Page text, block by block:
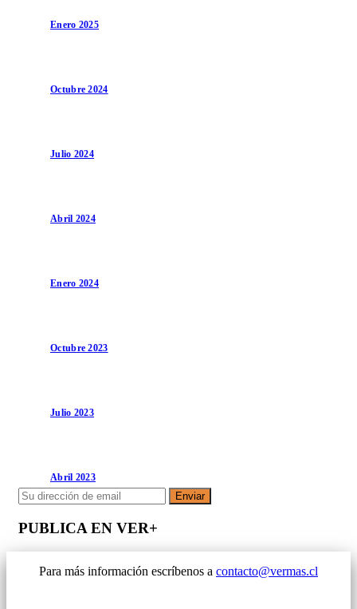
Enero 2025
Octubre 2024
Julio 2024
Abril 2024
Enero 2024
Octubre 2023
Julio 2023
Abril 2023
Enviar
PUBLICA EN VER+
Para más información escríbenos a contacto@vermas.cl